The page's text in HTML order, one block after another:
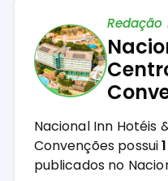
Redação
Nacional Inn Hotéis
Convenções possui
publicados no